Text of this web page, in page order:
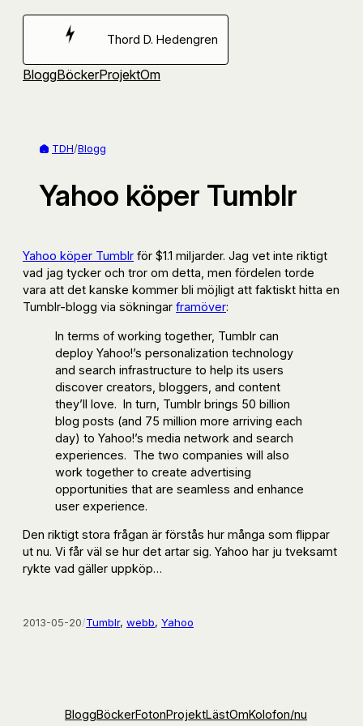
Hoppa
Thord D. Hedengren
BloggBöckerProjektOm
TDH/Blogg
Yahoo köper Tumblr
Yahoo köper Tumblr för $1.1 miljarder. Jag vet inte riktigt
vad jag tycker och tror om detta, men fördelen torde
vara att det kanske kommer bli möjligt att faktiskt hitta en
Tumblr-blogg via sökningar framöver:
In terms of working together, Tumblr can
deploy Yahoo!’s personalization technology
and search infrastructure to help its users
discover creators, bloggers, and content
they’ll love. In turn, Tumblr brings 50 billion
blog posts (and 75 million more arriving each
day) to Yahoo!’s media network and search
experiences. The two companies will also
work together to create advertising
opportunities that are seamless and enhance
user experience.
Den riktigt stora frågan är förstås hur många som flippar
ut nu. Vi får väl se hur det artar sig. Yahoo har ju tveksamt
rykte vad gäller uppköp…
2013-05-20/Tumblr, webb, Yahoo
BloggBöckerFotonProjektLästOmKolofon/nu